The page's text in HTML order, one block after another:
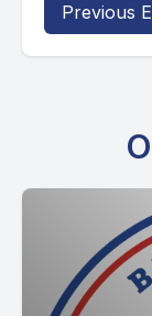
Previous